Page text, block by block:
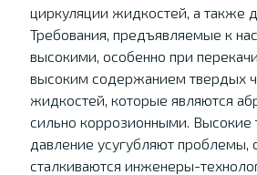
циркуляции жидкостей, а также
Требования, предъявляемые к
высокими, особенно при
высоким содержанием твердых
жидкостей, которые являются
сильно коррозионными. Высокие
давление усугубляют проблемы,
сталкиваются инженеры-